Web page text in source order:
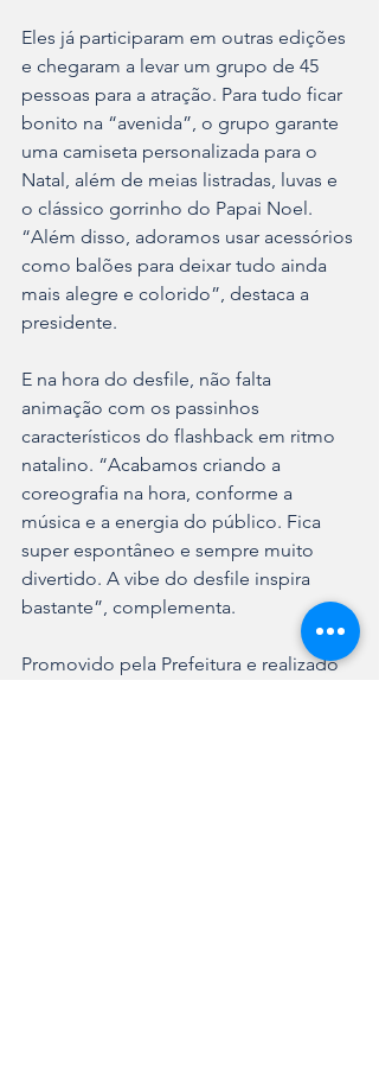
Eles já participaram em outras edições
e chegaram a levar um grupo de 45
pessoas para a atração. Para tudo ficar
bonito na “avenida”, o grupo garante
uma camiseta personalizada para o
Natal, além de meias listradas, luvas e
o clássico gorrinho do Papai Noel.
“Além disso, adoramos usar acessórios
como balões para deixar tudo ainda
mais alegre e colorido”, destaca a
presidente.
E na hora do desfile, não falta
animação com os passinhos
característicos do flashback em ritmo
natalino. “Acabamos criando a
coreografia na hora, conforme a
música e a energia do público. Fica
super espontâneo e sempre muito
divertido. A vibe do desfile inspira
bastante”, complementa.
Promovido pela Prefeitura e realizado